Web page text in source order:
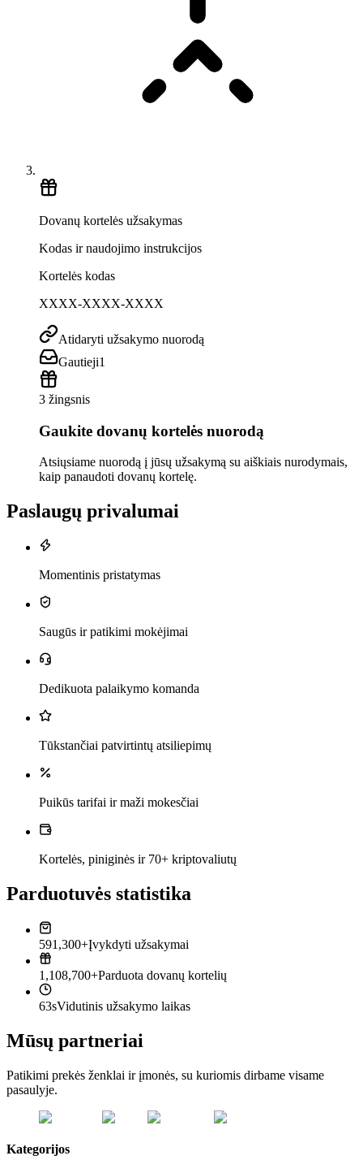
Dovanų kortelės užsakymas
Kodas ir naudojimo instrukcijos
Kortelės kodas
XXXX-XXXX-XXXX
Atidaryti užsakymo nuorodą
Gautieji1
3 žingsnis
Gaukite dovanų kortelės nuorodą
Atsiųsiame nuorodą į jūsų užsakymą su aiškiais nurodymais,
kaip panaudoti dovanų kortelę.
Paslaugų privalumai
Momentinis pristatymas
Saugūs ir patikimi mokėjimai
Dedikuota palaikymo komanda
Tūkstančiai patvirtintų atsiliepimų
Puikūs tarifai ir maži mokesčiai
Kortelės, piniginės ir 70+ kriptovaliutų
Parduotuvės statistika
591,300+Įvykdyti užsakymai
1,108,700+Parduota dovanų kortelių
63sVidutinis užsakymo laikas
Mūsų partneriai
Patikimi prekės ženklai ir įmonės, su kuriomis dirbame visame
pasaulyje.
Kategorijos